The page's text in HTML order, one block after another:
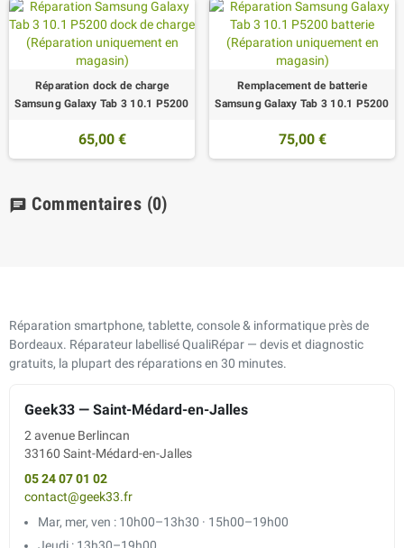
Réparation dock de charge
Samsung Galaxy Tab 3 10.1 P5200
65,00 €
Remplacement de batterie
Samsung Galaxy Tab 3 10.1 P5200
75,00 €
chat Commentaires (0)
Réparation smartphone, tablette, console & informatique près de
Bordeaux. Réparateur labellisé QualiRépar — devis et diagnostic
gratuits, la plupart des réparations en 30 minutes.
Geek33 — Saint-Médard-en-Jalles
2 avenue Berlincan
33160 Saint-Médard-en-Jalles
05 24 07 01 02
contact@geek33.fr
Mar, mer, ven : 10h00–13h30 · 15h00–19h00